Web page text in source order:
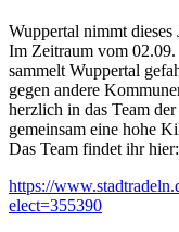
Wuppertal nimmt dieses
Im Zeitraum vom
sammelt Wuppertal
gegen andere
herzlich in das Team der
gemeinsam eine hohe
Das Team findet ihr hier:
https://
elect=355390